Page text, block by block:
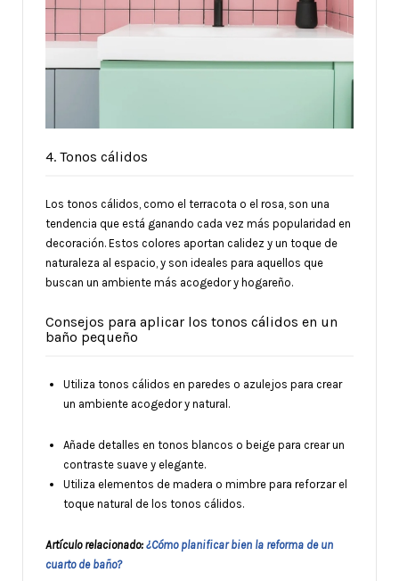
4. Tonos cálidos
Los tonos cálidos, como el terracota o el rosa, son una
tendencia que está ganando cada vez más popularidad en
decoración. Estos colores aportan calidez y un toque de
naturaleza al espacio, y son ideales para aquellos que
buscan un ambiente más acogedor y hogareño.
Consejos para aplicar los tonos cálidos en un
baño pequeño
Utiliza tonos cálidos en paredes o azulejos para crear
un ambiente acogedor y natural.
Añade detalles en tonos blancos o beige para crear un
contraste suave y elegante.
Utiliza elementos de madera o mimbre para reforzar el
toque natural de los tonos cálidos.
Artículo relacionado: ¿Cómo planificar bien la reforma de un
cuarto de baño?